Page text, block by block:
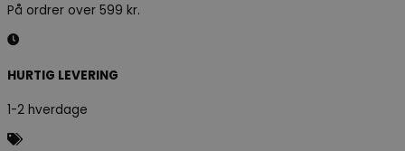
På ordrer over 599 kr.
HURTIG LEVERING
1-2 hverdage